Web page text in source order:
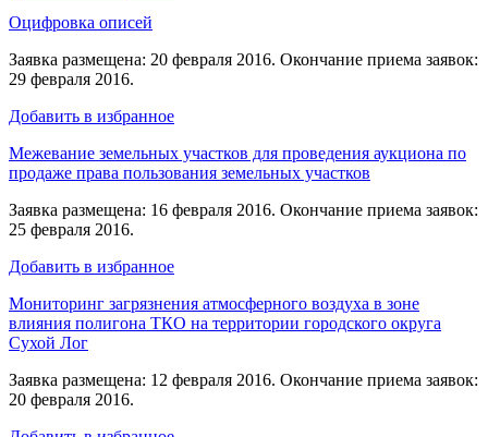
Оцифровка описей
Заявка размещена: 20 февраля 2016. Окончание приема заявок:
29 февраля 2016.
Добавить в избранное
Межевание земельных участков для проведения аукциона по
продаже права пользования земельных участков
Заявка размещена: 16 февраля 2016. Окончание приема заявок:
25 февраля 2016.
Добавить в избранное
Мониторинг загрязнения атмосферного воздуха в зоне
влияния полигона ТКО на территории городского округа
Сухой Лог
Заявка размещена: 12 февраля 2016. Окончание приема заявок:
20 февраля 2016.